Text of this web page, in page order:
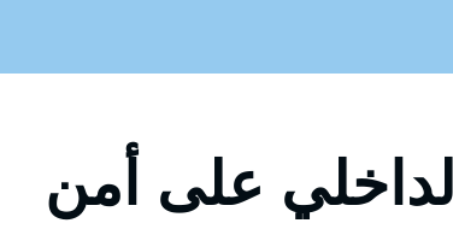
على أمن